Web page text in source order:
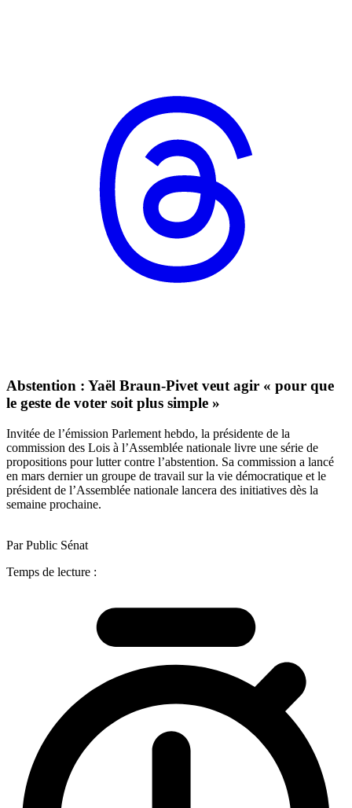
Abstention : Yaël Braun-Pivet veut agir « pour que
le geste de voter soit plus simple »
Invitée de l’émission Parlement hebdo, la présidente de la
commission des Lois à l’Assemblée nationale livre une série de
propositions pour lutter contre l’abstention. Sa commission a lancé
en mars dernier un groupe de travail sur la vie démocratique et le
président de l’Assemblée nationale lancera des initiatives dès la
semaine prochaine.
Par Public Sénat
Temps de lecture :